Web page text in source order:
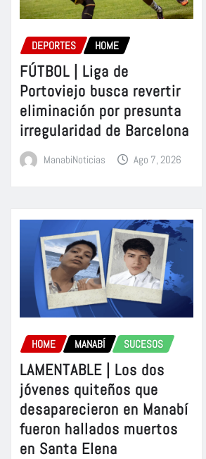
DEPORTES HOME
FÚTBOL | Liga de
Portoviejo busca revertir
eliminación por presunta
irregularidad de Barcelona
ManabiNoticias Ago 7, 2026
HOME MANABÍ SUCESOS
LAMENTABLE | Los dos
jóvenes quiteños que
desaparecieron en Manabí
fueron hallados muertos
en Santa Elena